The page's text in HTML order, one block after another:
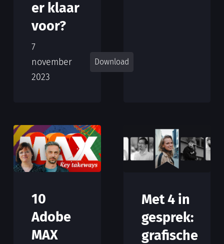
er klaar
voor?
7
november
2023
Download
10
Adobe
MAX
Met 4 in
gesprek:
grafische